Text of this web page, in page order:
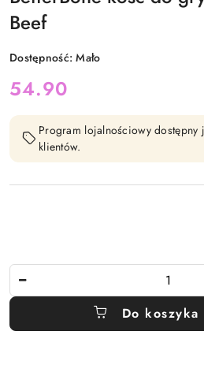
Beef
Dostępność:Mało
cena:
54.90
Program lojalnościowy dostępny
klientów.
Do koszyka